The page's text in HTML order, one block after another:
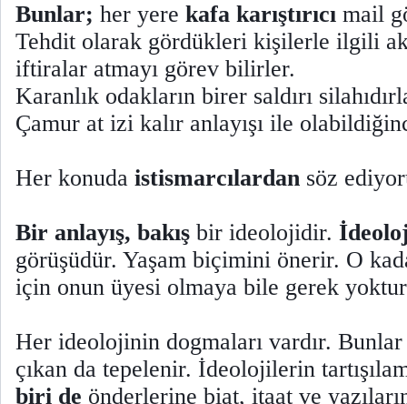
Bunlar; her yere kafa karıştırıcı mail
Tehdit olarak gördükleri kişilerle ilgili
iftiralar atmayı görev bilirler.
Karanlık odakların birer saldırı
Çamur at izi kalır anlayışı ile
Her konuda istismarcılardan söz
Bir anlayış, bakış bir ideolojidir.
görüşüdür. Yaşam biçimini önerir. O
için onun üyesi olmaya bile gerek
Her ideolojinin dogmaları vardır. Bunlar
çıkan da tepelenir. İdeolojilerin
biri de önderlerine biat, itaat ve